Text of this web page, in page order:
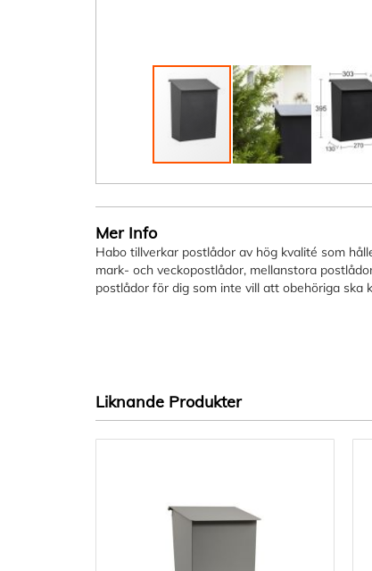
till
början
av
bildgalleriet
Mer Info
Habo tillverkar postlådor av hög kvalité som
mark- och veckopostlådor, mellanstora
postlådor för dig som inte vill att obehöriga ska
Liknande Produkter